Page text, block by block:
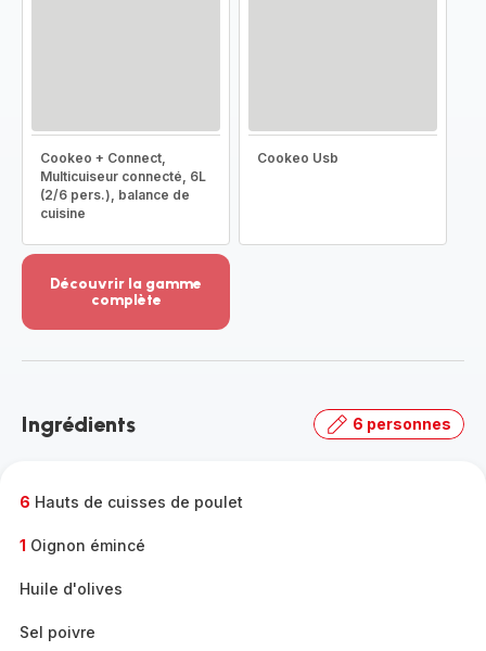
Cookeo + Connect,
Multicuiseur connecté, 6L
(2/6 pers.), balance de
cuisine
Cookeo Usb
Découvrir la gamme
complète
-
gamme
Ingrédients 6 personnes
6 Hauts de cuisses de poulet
1 Oignon émincé
Huile d'olives
Sel poivre